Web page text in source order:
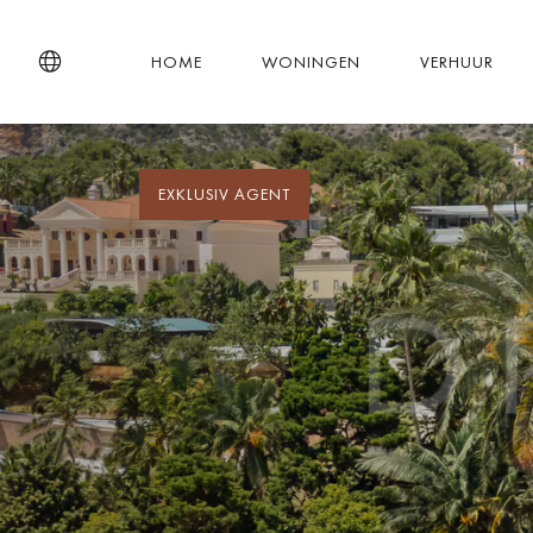
HOME WONINGEN VERHUUR
EXKLUSIV AGENT